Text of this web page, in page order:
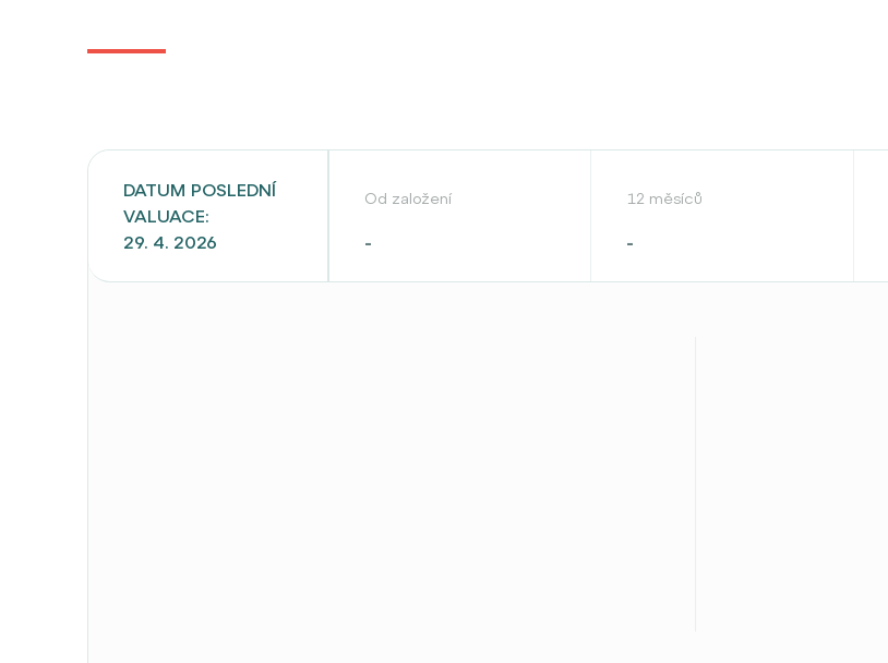
DATUM POSLEDNÍ
VALUACE:
29. 4. 2026
Od založení
-
12 měsíců
-